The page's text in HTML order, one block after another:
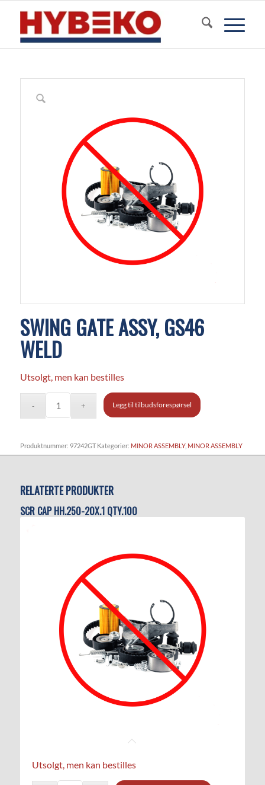
SWING GATE ASSY, GS46
WELD
Utsolgt, men kan bestilles
Legg til tilbudsforespørsel
Produktnummer: 97242GT Kategorier: MINOR ASSEMBLY, MINOR ASSEMBLY
RELATERTE PRODUKTER
SCR CAP HH.250-20X.1 QTY.100
Utsolgt, men kan bestilles